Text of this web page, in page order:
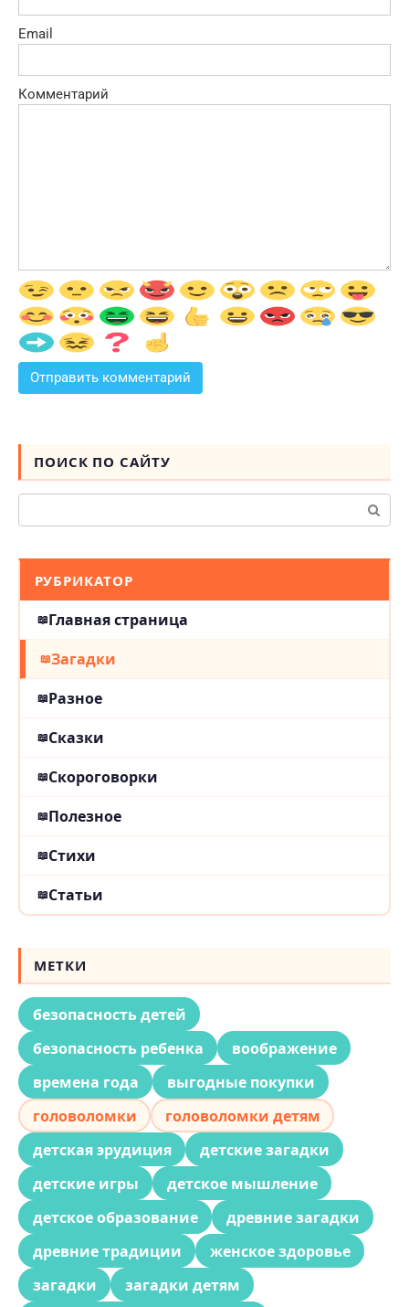
Email
Комментарий
ПОИСК ПО САЙТУ
РУБРИКАТОР
Главная страница
Загадки
Разное
Сказки
Скороговорки
Полезное
Стихи
Статьи
МЕТКИ
безопасность детей
безопасность ребенка
воображение
времена года
выгодные покупки
головоломки
головоломки детям
детская эрудиция
детские загадки
детские игры
детское мышление
детское образование
древние загадки
древние традиции
женское здоровье
загадки
загадки детям